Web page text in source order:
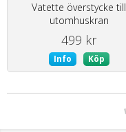
Vatette överstycke till
utomhuskran
499 kr
Info Köp